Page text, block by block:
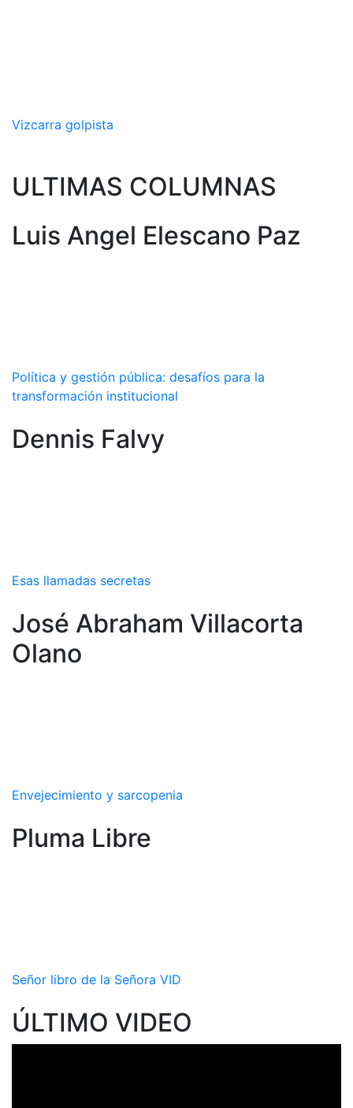
Vizcarra golpista
ULTIMAS COLUMNAS
Luis Angel Elescano Paz
Política y gestión pública: desafíos para la
transformación institucional
Dennis Falvy
Esas llamadas secretas
José Abraham Villacorta
Olano
Envejecimiento y sarcopenia
Pluma Libre
Señor libro de la Señora VID
ÚLTIMO VIDEO